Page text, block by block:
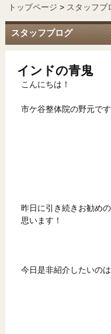
トップページ > スタッフブ
スタッフブログ
インドの青鬼
こんにちは！
市ケ谷整体院の野元です
昨日に引き続きお勧め
思います！
今日是非紹介したいの